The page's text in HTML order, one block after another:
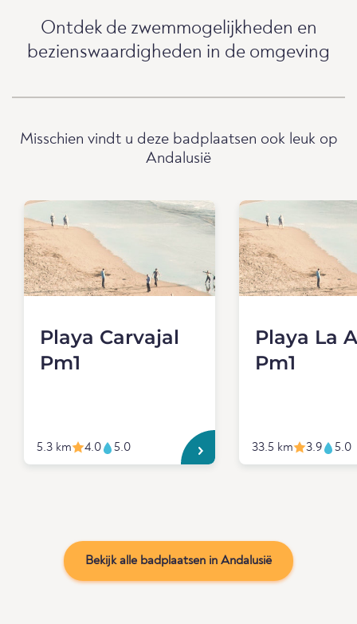
Ontdek de zwemmogelijkheden en
bezienswaardigheden in de omgeving
Misschien vindt u deze badplaatsen ook leuk op
Andalusië
Playa Carvajal
Pm1
5.3 km 4.0 5.0
Playa La
Pm1
33.5 km 3.9 5.0
Bekijk alle badplaatsen in Andalusië